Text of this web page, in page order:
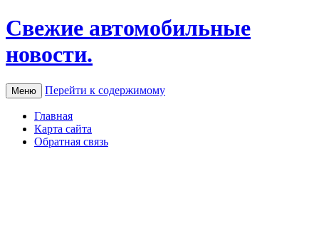
Свежие автомобильные
новости.
Меню Перейти к содержимому
Главная
Карта сайта
Обратная связь